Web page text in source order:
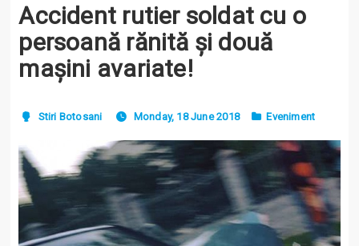
Accident rutier soldat cu o
persoană rănită și două
mașini avariate!
Stiri Botosani Monday, 18 June 2018 Eveniment